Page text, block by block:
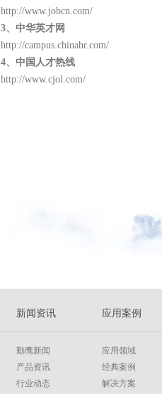
http://www.jobcn.com/
3、中华英才网
http://campus.chinahr.com/
4、中国人才热线
http://www.cjol.com/
新闻资讯
勤鹰新闻
产品资讯
行业动态
应用案例
应用领域
经典案例
解决方案